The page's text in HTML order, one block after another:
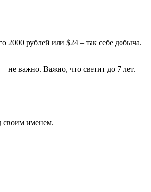
2000 рублей или $24 – так себе добыча.
не важно. Важно, что светит до 7 лет.
своим именем.